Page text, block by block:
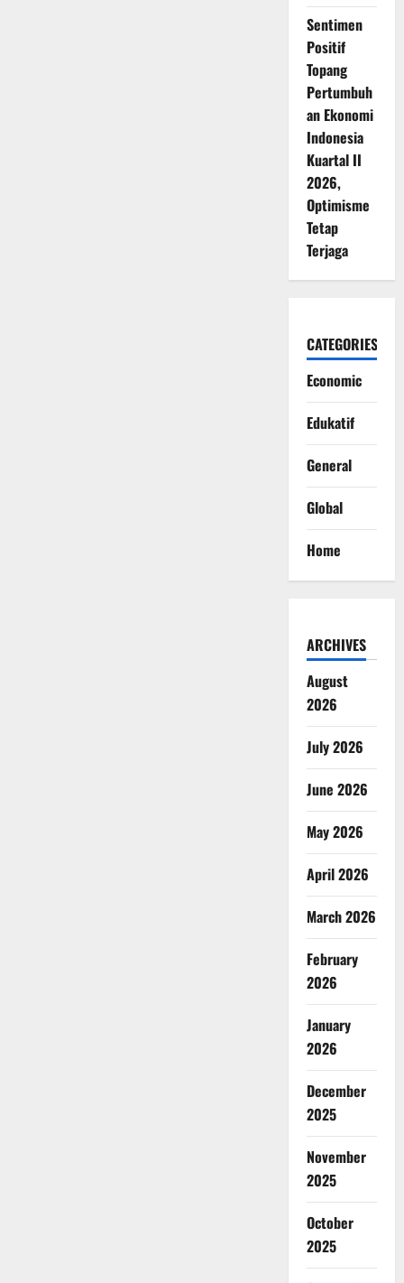
Sentimen
Positif
Topang
Pertumbuh
an Ekonomi
Indonesia
Kuartal II
2026,
Optimisme
Tetap
Terjaga
CATEGORIES
Economic
Edukatif
General
Global
Home
ARCHIVES
August
2026
July 2026
June 2026
May 2026
April 2026
March 2026
February
2026
January
2026
December
2025
November
2025
October
2025